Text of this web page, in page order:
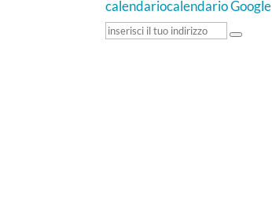
calendariocalendario Google